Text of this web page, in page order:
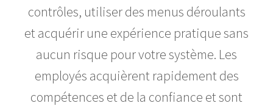
contrôles, utiliser des menus déroulants
et acquérir une expérience pratique sans
aucun risque pour votre système. Les
employés acquièrent rapidement des
compétences et de la confiance et sont